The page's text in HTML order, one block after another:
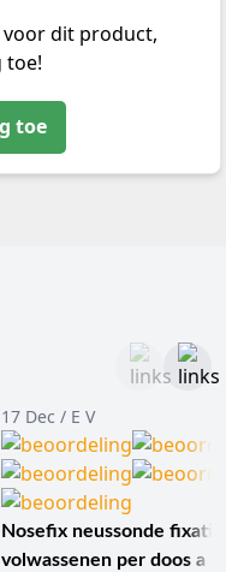
dit product,
toe!
toe
17 Dec / E V
Nosefix neussonde
volwassenen per doos a